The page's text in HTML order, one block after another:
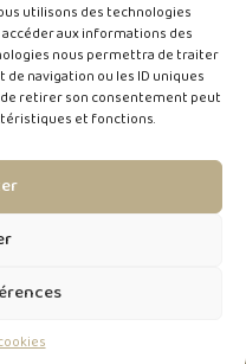
utilisons des technologies
aux informations des
nous permettra de traiter
navigation ou les ID uniques
retirer son consentement peut
et fonctions.
PROJET